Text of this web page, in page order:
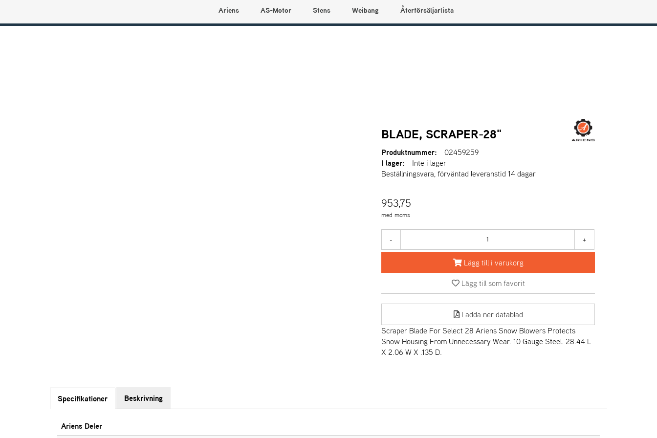
Ariens AS-Motor Stens Weibang Återförsäljarlista
BLADE, SCRAPER-28"
Produktnummer:
02459259
I lager:
Inte i lager
Beställningsvara, förväntad leveranstid 14 dagar
953,75
med moms
- +
Lägg till i varukorg
Lägg till som favorit
Ladda ner datablad
Scraper Blade For Select 28 Ariens Snow Blowers Protects
Snow Housing From Unnecessary Wear. 10 Gauge Steel. 28.44 L
X 2.06 W X .135 D.
Specifikationer Beskrivning
Ariens Deler